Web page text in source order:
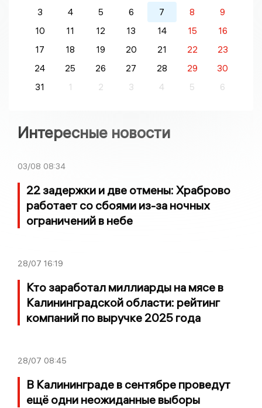
3
4 5 6 7 8
9
10
11 12 13 14 15
16
17
18 19 20 21 22
23
24
25 26 27 28 29
30
31
1 2 3 4 5 6
Интересные новости
03/08 08:34
22 задержки и две отмены: Храброво
работает со сбоями из-за ночных
ограничений в небе
28/07 16:19
Кто заработал миллиарды на мясе в
Калининградской области: рейтинг
компаний по выручке 2025 года
28/07 08:45
В Калининграде в сентябре проведут
ещё одни неожиданные выборы